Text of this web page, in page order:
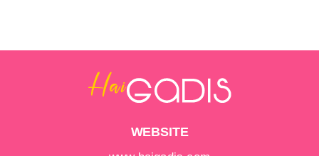
WEBSITE